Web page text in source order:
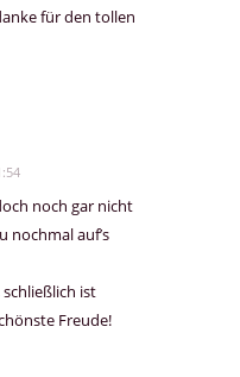
für den tollen
noch gar nicht
nochmal auf’s
ist
Freude!